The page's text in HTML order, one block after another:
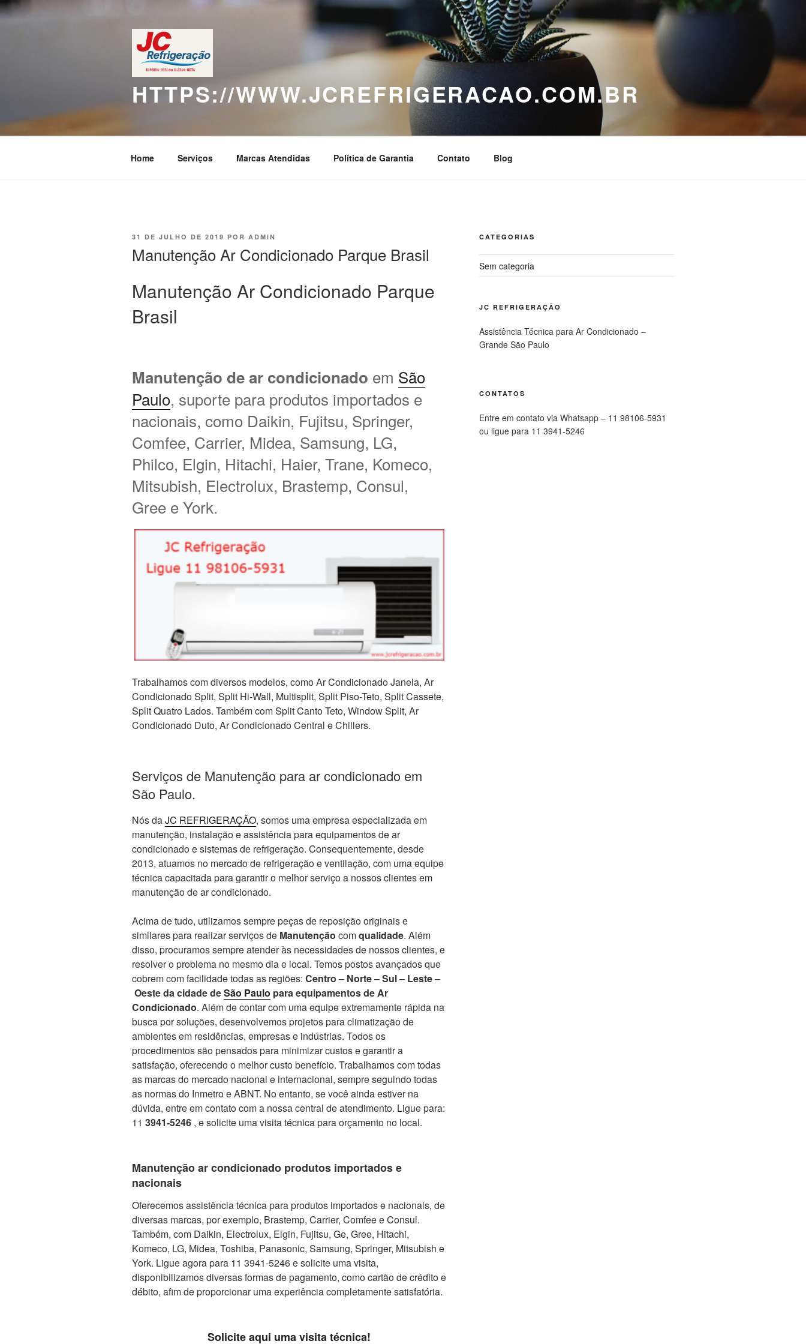
Pular
para
HTTPS://WWW.JCREFRIGERACAO.COM.BR
Home Serviços Marcas Atendidas Política de Garantia Contato Blog
PUBLICADO
31 DE JULHO DE 2019 POR ADMIN
Manutenção Ar Condicionado Parque Brasil
Manutenção Ar Condicionado Parque
Brasil
Manutenção de ar condicionado em São
Paulo, suporte para produtos importados e
nacionais, como Daikin, Fujitsu, Springer,
Comfee, Carrier, Midea, Samsung, LG,
Philco, Elgin, Hitachi, Haier, Trane, Komeco,
Mitsubish, Electrolux, Brastemp, Consul,
Gree e York.
Trabalhamos com diversos modelos, como Ar Condicionado Janela, Ar
Condicionado Split, Split Hi-Wall, Multisplit, Split Piso-Teto, Split Cassete,
Split Quatro Lados. Também com Split Canto Teto, Window Split, Ar
Condicionado Duto, Ar Condicionado Central e Chillers.
Serviços de Manutenção para ar condicionado em
São Paulo.
Nós daJC REFRIGERAÇÃO, somos uma empresa especializada em
manutenção, instalação e assistência para equipamentos de ar
condicionado e sistemas de refrigeração. Consequentemente, desde
2013, atuamos no mercado de refrigeração e ventilação, com uma equipe
técnica capacitada para garantir o melhor serviço a nossos clientes em
manutenção de ar condicionado.
Acima de tudo, utilizamos sempre peças de reposição originais e
similares para realizar serviços de Manutenção comqualidade. Além
disso, procuramos sempre atender às necessidades de nossos clientes, e
resolver o problema no mesmo dia e local. Temos postos avançados que
cobrem com facilidade todas as regiões: Centro – Norte–Sul– Leste–
Oeste da cidade deSão Paulo para equipamentos de Ar
Condicionado. Além de contar com uma equipe extremamente rápida na
busca por soluções, desenvolvemos projetos para climatização de
ambientes em residências, empresas e indústrias. Todos os
procedimentos são pensados para minimizar custos e garantir a
satisfação, oferecendo o melhor custo benefício. Trabalhamos com todas
as marcas do mercado nacional e internacional, sempre seguindo todas
as normas do Inmetro e ABNT. No entanto, se você ainda estiver na
dúvida, entre em contato com a nossa central de atendimento. Ligue para:
11 3941-5246 , e solicite uma visita técnica para orçamento no local.
Manutenção ar condicionado produtos importados e
nacionais
Oferecemos assistência técnica para produtos importados e nacionais, de
diversas marcas, por exemplo, Brastemp, Carrier, Comfee e Consul.
Também, com Daikin, Electrolux, Elgin, Fujitsu, Ge, Gree, Hitachi,
Komeco, LG, Midea, Toshiba, Panasonic, Samsung, Springer, Mitsubish e
York. Ligue agora para 11 3941-5246 e solicite uma visita,
disponibilizamos diversas formas de pagamento, como cartão de crédito e
débito, afim de proporcionar uma experiência completamente satisfatória.
Solicite aqui uma visita técnica!
CATEGORIAS
Sem categoria
JC REFRIGERAÇÃO
Assistência Técnica para Ar Condicionado –
Grande São Paulo
CONTATOS
Entre em contato via Whatsapp – 11 98106-5931
ou ligue para 11 3941-5246